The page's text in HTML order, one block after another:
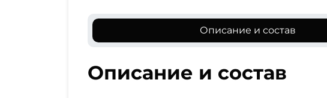
Описание и состав
Описание и состав